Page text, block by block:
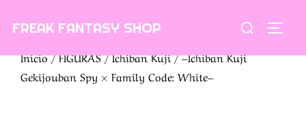
FREAK FANTASY SHOP Buscar:
Inicio/FIGURAS/Ichiban Kuji/ –Ichiban Kuji
Gekijouban Spy × Family Code: White–